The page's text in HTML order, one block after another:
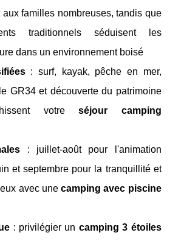
familles nombreuses, tandis que
traditionnels séduisent les
dans un environnement boisé
: surf, kayak, pêche en mer,
GR34 et découverte du patrimoine
votreséjour camping
: juillet-août pour l'animation
et septembre pour la tranquillité et
avec unecamping avec piscine
: privilégier un camping 3 étoiles